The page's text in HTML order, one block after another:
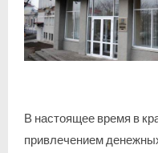
В настоящее время в
привлечением